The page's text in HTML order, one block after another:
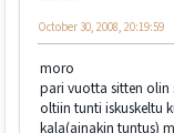
October 30, 2008, 20:19:59
moro
pari vuotta sitten olin
oltiin tunti iskuskeltu
kala(ainakin tuntus)